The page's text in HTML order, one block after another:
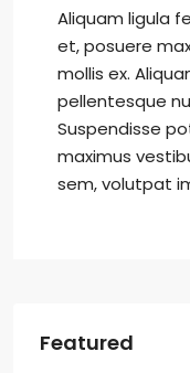
Aliquam ligula
et, posuere
mollis ex.
pellentesque
Suspendisse
maximus
sem, volutpat
Featured